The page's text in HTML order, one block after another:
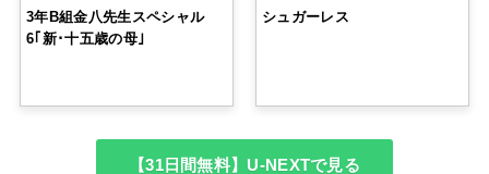
3年B組金八先生スペシャル
6｢新･十五歳の母｣
シュガーレス
【31日間無料】U-NEXTで見る